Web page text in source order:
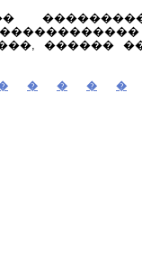
������
� � � �